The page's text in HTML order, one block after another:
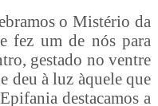
o Mistério da
fez um de nós para
gestado no ventre
deu à luz àquele que
destacamos a